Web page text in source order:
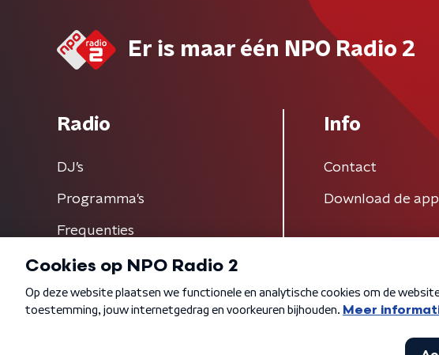
Er is maar één NPO Radio 2
Radio
DJ’s
Programma's
Frequenties
Info
Contact
Download de app
Algemene voorwaarden Privacybeleid